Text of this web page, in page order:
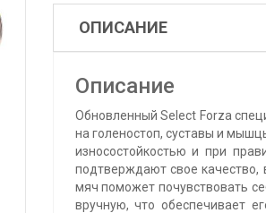
ОПИСАНИЕ
Описание
Обновленный Select Forza
на голеностоп, суставы и
износостойкостью и при
подтверждают свое
мяч поможет почувствовать
вручную, что обеспечивает